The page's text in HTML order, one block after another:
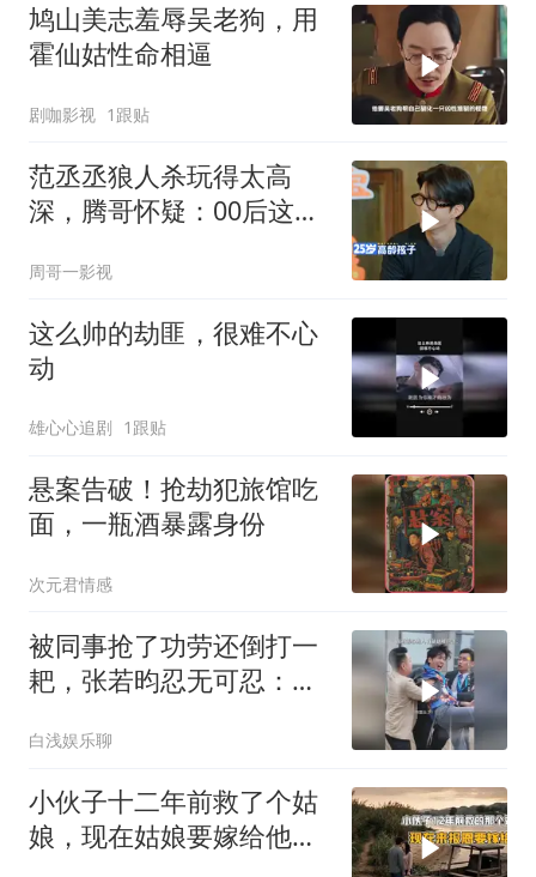
鸠山美志羞辱吴老狗，用
霍仙姑性命相逼
剧咖影视 1跟贴
范丞丞狼人杀玩得太高
深，腾哥怀疑：00后这么
周哥一影视
这么帅的劫匪，很难不心
动
雄心心追剧 1跟贴
悬案告破！抢劫犯旅馆吃
面，一瓶酒暴露身份
次元君情感
被同事抢了功劳还倒打一
耙，张若昀忍无可忍：看
白浅娱乐聊
小伙子十二年前救了个姑
娘，现在姑娘要嫁给他报